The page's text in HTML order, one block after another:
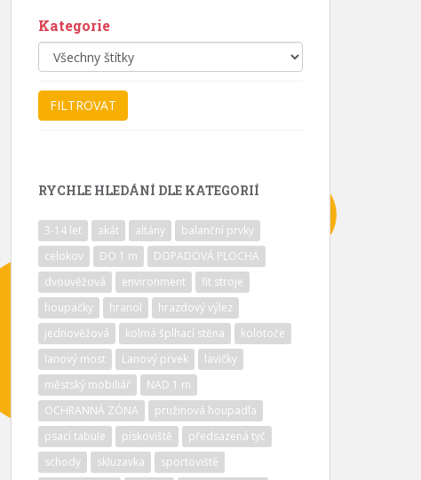
Kategorie
RYCHLE HLEDÁNÍ DLE KATEGORIÍ
3-14 let akát altány
balanční prvky
celokov
DO 1 m
DOPADOVÁ PLOCHA
dvouvěžová
environment
fit stroje
houpačky
hranol
hrazdový výlez
jednověžová
kolmá šplhací stěna
kolotoče
lanový most
Lanový prvek
lavičky
městský mobiliář
NAD 1 m
OCHRANNÁ ZÓNA
pružinová houpadla
psací tabule
pískoviště
předsazená tyč
schody
skluzavka sportoviště